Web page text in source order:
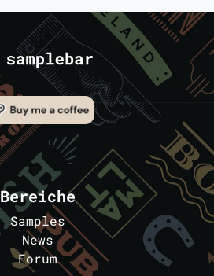
Bereiche
Samples
News
Forum